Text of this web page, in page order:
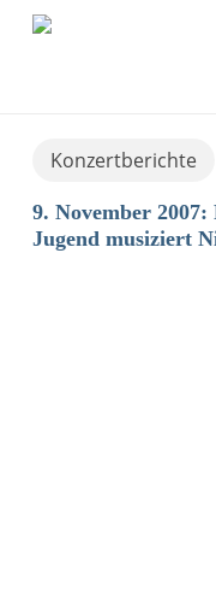
Skip
Konzertberichte
9. November
Jugend musiziert